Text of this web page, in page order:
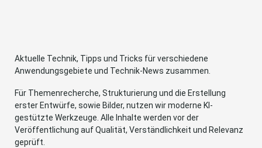
Aktuelle Technik, Tipps und Tricks für verschiedene
Anwendungsgebiete und Technik-News zusammen.
Für Themenrecherche, Strukturierung und die Erstellung
erster Entwürfe, sowie Bilder, nutzen wir moderne KI-
gestützte Werkzeuge. Alle Inhalte werden vor der
Veröffentlichung auf Qualität, Verständlichkeit und Relevanz
geprüft.